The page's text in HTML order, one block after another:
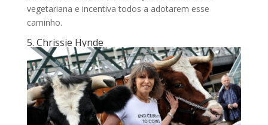
vegetariana e incentiva todos a adotarem esse
caminho.
5. Chrissie Hynde